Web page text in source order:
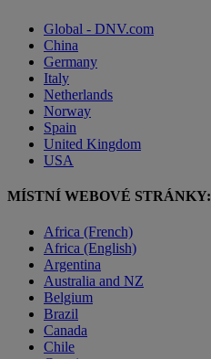
Global - DNV.com
China
Germany
Italy
Netherlands
Norway
Spain
United Kingdom
USA
MÍSTNÍ WEBOVÉ STRÁNKY:
Africa (French)
Africa (English)
Argentina
Australia and NZ
Belgium
Brazil
Canada
Chile